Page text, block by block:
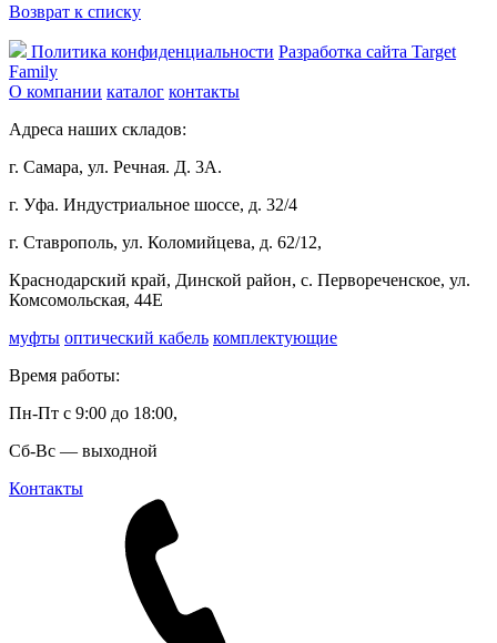
Возврат к списку
Политика конфиденциальности Разработка сайта Target
Family
О компании каталог контакты
Адреса наших складов:
г. Самара, ул. Речная. Д. 3А.
г. Уфа. Индустриальное шоссе, д. 32/4
г. Ставрополь, ул. Коломийцева, д. 62/12,
Краснодарский край, Динской район, с. Первореченское, ул.
Комсомольская, 44Е
муфты оптический кабель комплектующие
Время работы:
Пн-Пт с 9:00 до 18:00,
Сб-Вс — выходной
Контакты